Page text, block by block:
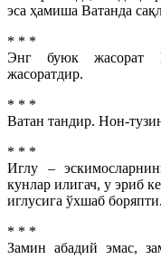
эса ҳамиша Ватанда
* * *
Энг буюк жасорат
жасоратдир.
* * *
Ватан тандир. Нон-
* * *
Иглу –
кунлар илигач, у эриб
иглусига ўхшаб
* * *
Замин абадий эмас,